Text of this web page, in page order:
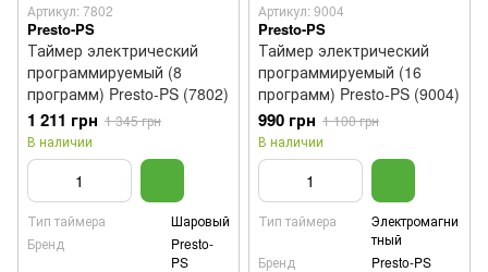
Артикул: 7802
Presto-PS
Таймер электрический
программируемый (8
программ) Presto-PS (7802)
1 211 грн 1 345 грн
В наличии
Тип таймера
Шаровый
Бренд
Presto-
PS
Артикул: 9004
Presto-PS
Таймер электрический
программируемый (16
программ) Presto-PS (9004)
990 грн 1 100 грн
В наличии
Тип таймера
Электромагни
тный
Бренд
Presto-PS